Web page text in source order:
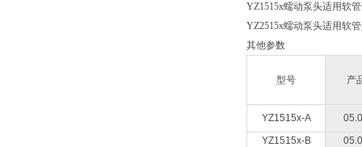
YZ1515x蠕动泵头适用软
YZ2515x蠕动泵头适用软
其他参数
型号 产
YZ1515x-A
YZ1515x-B